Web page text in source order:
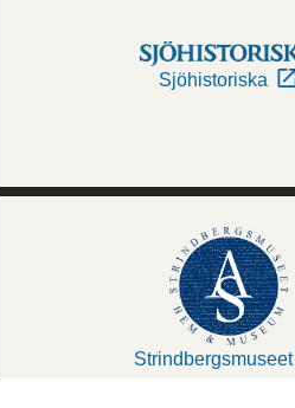
Sjöhistoriska
Strindbergsmuseet